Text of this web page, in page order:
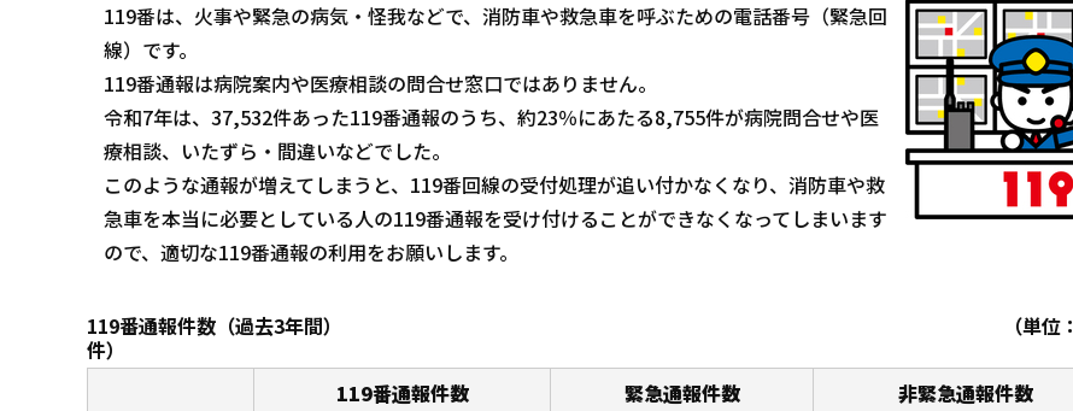
119番は、火事や緊急の病気・怪我などで、消防車や救急車を呼ぶための電話番号（緊急回
線）です。
119番通報は病院案内や医療相談の問合せ窓口ではありません。
令和7年は、37,532件あった119番通報のうち、約23％にあたる8,755件が病院問合せや医
療相談、いたずら・間違いなどでした。
このような通報が増えてしまうと、119番回線の受付処理が追い付かなくなり、消防車や救
急車を本当に必要としている人の119番通報を受け付けることができなくなってしまいます
ので、適切な119番通報の利用をお願いします。
119番通報件数（過去3年間） （単位：
件）
119番通報件数
緊急通報件数
非緊急通報件数